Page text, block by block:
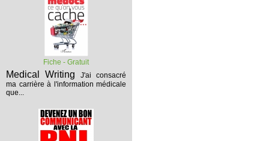
Fiche - Gratuit
Medical Writing
J'ai consacré
ma carrière à l'information médicale
que...